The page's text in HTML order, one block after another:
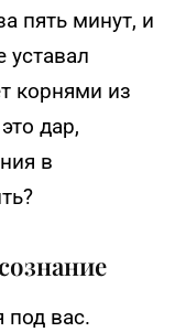
пять минут, и
уставал
корнями из
дар,
в
под вас.